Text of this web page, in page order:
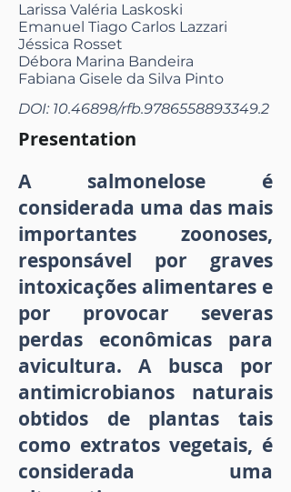
Larissa Valéria Laskoski
Emanuel Tiago Carlos Lazzari
Jéssica Rosset
Débora Marina Bandeira
Fabiana Gisele da Silva Pinto
DOI: 10.46898/rfb.9786558893349.2
Presentation
A salmonelose é
considerada uma das mais
importantes zoonoses,
responsável por graves
intoxicações alimentares e
por provocar severas
perdas econômicas para
avicultura. A busca por
antimicrobianos naturais
obtidos de plantas tais
como extratos vegetais, é
considerada uma